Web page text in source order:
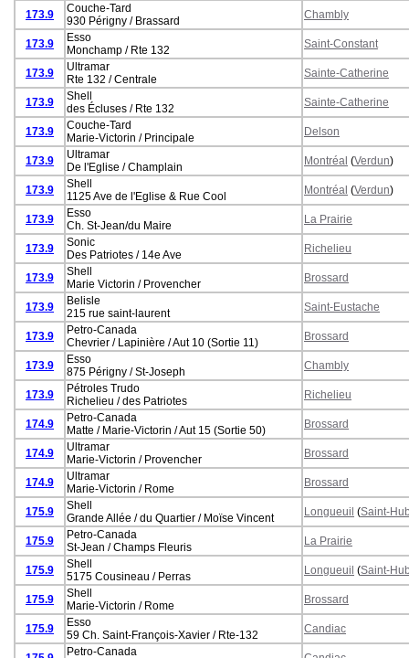
173.9
Couche-Tard
930 Périgny / Brassard
Chambly
173.9
Esso
Monchamp / Rte 132
Saint-Constant
173.9
Ultramar
Rte 132 / Centrale
Sainte-Catherine
173.9
Shell
des Écluses / Rte 132
Sainte-Catherine
173.9
Couche-Tard
Marie-Victorin / Principale
Delson
173.9
Ultramar
De l'Eglise / Champlain
Montréal (Verdun)
173.9
Shell
1125 Ave de l'Eglise & Rue Cool
Montréal (Verdun)
173.9
Esso
Ch. St-Jean/du Maire
La Prairie
173.9
Sonic
Des Patriotes / 14e Ave
Richelieu
173.9
Shell
Marie Victorin / Provencher
Brossard
173.9
Belisle
215 rue saint-laurent
Saint-Eustache
173.9
Petro-Canada
Chevrier / Lapinière / Aut 10 (Sortie 11)
Brossard
173.9
Esso
875 Périgny / St-Joseph
Chambly
173.9
Pétroles Trudo
Richelieu / des Patriotes
Richelieu
174.9
Petro-Canada
Matte / Marie-Victorin / Aut 15 (Sortie 50)
Brossard
174.9
Ultramar
Marie-Victorin / Provencher
Brossard
174.9
Ultramar
Marie-Victorin / Rome
Brossard
175.9
Shell
Grande Allée / du Quartier / Moïse Vincent
Longueuil (Saint-
175.9
Petro-Canada
St-Jean / Champs Fleuris
La Prairie
175.9
Shell
5175 Cousineau / Perras
Longueuil (Saint-
175.9
Shell
Marie-Victorin / Rome
Brossard
175.9
Esso
59 Ch. Saint-François-Xavier / Rte-132
Candiac
Petro-Canada